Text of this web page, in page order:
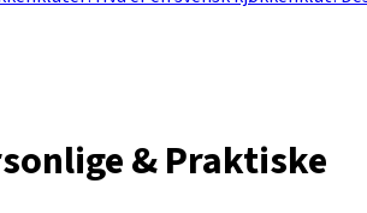
& Praktiske